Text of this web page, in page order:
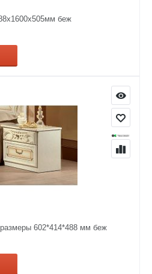
беж
602*414*488 мм беж